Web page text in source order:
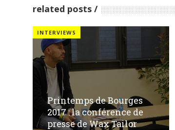
related posts
INTERVIEWS
Printemps de Bourges
2017 : la conférence de
presse de Wax Tailor